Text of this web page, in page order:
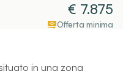
€ 7.875
Offerta minima
in una zona